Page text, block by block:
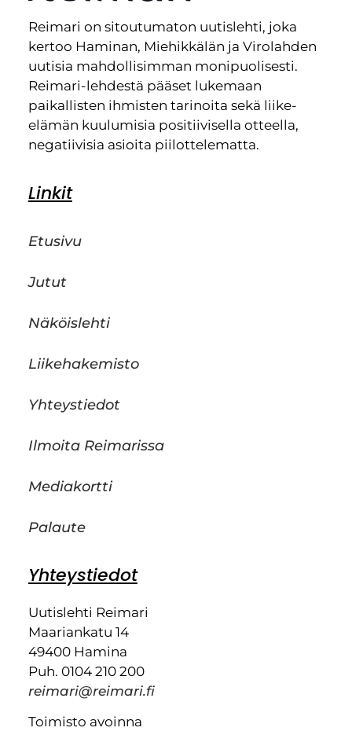
Reimari on sitoutumaton uutislehti, joka
kertoo Haminan, Miehikkälän ja Virolahden
uutisia mahdollisimman monipuolisesti.
Reimari-lehdestä pääset lukemaan
paikallisten ihmisten tarinoita sekä liike-
elämän kuulumisia positiivisella otteella,
negatiivisia asioita piilottelematta.
Linkit
Etusivu
Jutut
Näköislehti
Liikehakemisto
Yhteystiedot
Ilmoita Reimarissa
Mediakortti
Palaute
Yhteystiedot
Uutislehti Reimari
Maariankatu 14
49400 Hamina
Puh. 0104 210 200
reimari@reimari.fi
Toimisto avoinna